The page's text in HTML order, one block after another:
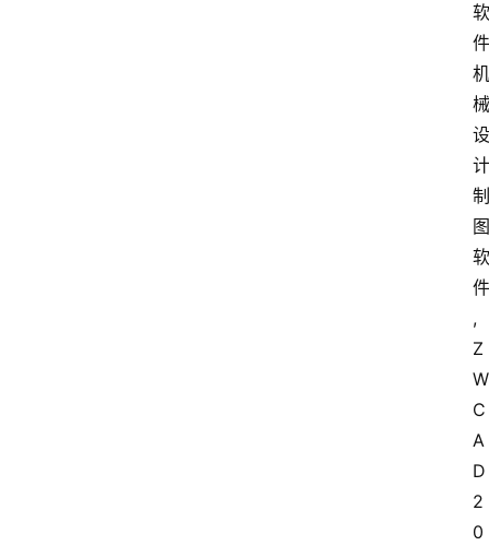
软
件
机
械
设
计
制
图
软
件
,
Z
W
C
A
D
2
0